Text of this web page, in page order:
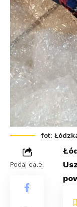
fot:
Podaj dalej